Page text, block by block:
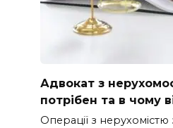
Адвокат з
потрібен та в чому
Операції з нерухомістю